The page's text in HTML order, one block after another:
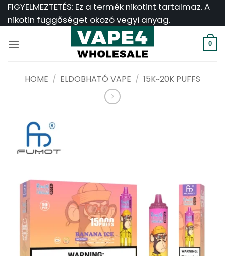
Ugrás
FIGYELMEZTETÉS: Ez a termék nikotint tartalmaz. A
nikotin függőséget okozó vegyi anyag.
0
HOME / ELDOBHATÓ VAPE / 15K~20K PUFFS